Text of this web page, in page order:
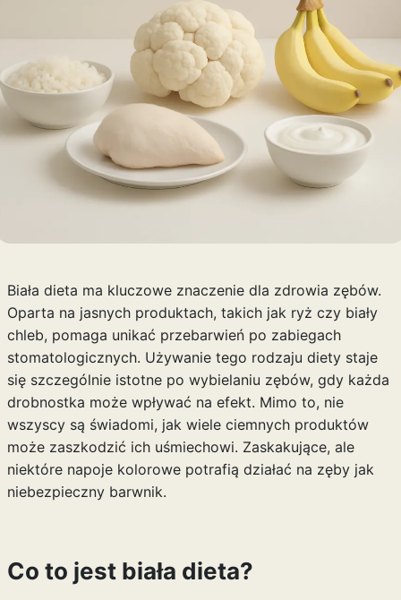
Biała dieta ma kluczowe znaczenie dla zdrowia zębów.
Oparta na jasnych produktach, takich jak ryż czy biały
chleb, pomaga unikać przebarwień po zabiegach
stomatologicznych. Używanie tego rodzaju diety staje
się szczególnie istotne po wybielaniu zębów, gdy każda
drobnostka może wpływać na efekt. Mimo to, nie
wszyscy są świadomi, jak wiele ciemnych produktów
może zaszkodzić ich uśmiechowi. Zaskakujące, ale
niektóre napoje kolorowe potrafią działać na zęby jak
niebezpieczny barwnik.
Co to jest biała dieta?